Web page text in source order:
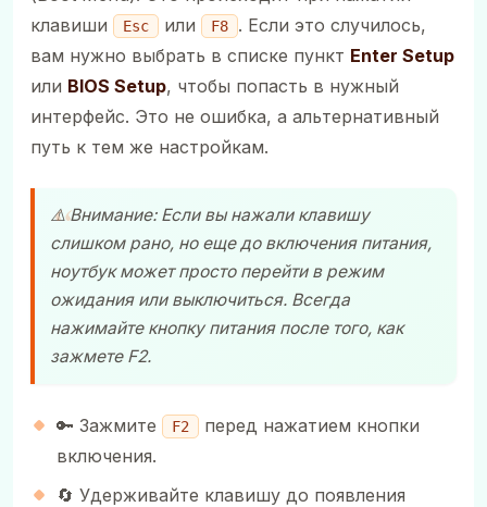
клавиши
Esc или F8
. Если это случилось,
вам нужно выбрать в списке пункт Enter Setup
или BIOS Setup, чтобы попасть в нужный
интерфейс. Это не ошибка, а альтернативный
путь к тем же настройкам.
⚠️ Внимание: Если вы нажали клавишу
слишком рано, но еще до включения питания,
ноутбук может просто перейти в режим
ожидания или выключиться. Всегда
нажимайте кнопку питания после того, как
зажмете F2.
🔑 Зажмите F2
перед нажатием кнопки
включения.
🔄 Удерживайте клавишу до появления